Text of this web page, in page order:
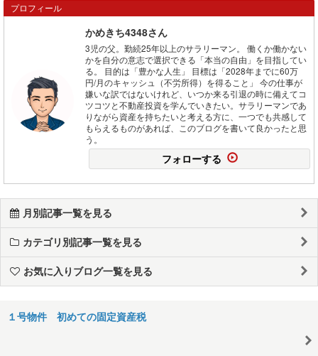
プロフィール
かめきち4348さん
3児の父。勤続25年以上のサラリーマン。 働くか働かない
かを自分の意志で選択できる「本当の自由」を目指してい
る。 目的は「豊かな人生」 目標は「2028年までに60万
円/月のキャッシュ（不労所得）を得ること」 今の仕事が
嫌いな訳ではないけれど、いつか来る引退の時に備えてコ
ツコツと不動産投資を学んでいきたい。サラリーマンであ
りながら資産を持ちたいと考える方に、一つでも共感して
もらえるものがあれば、このブログを書いて良かったと思
う。
フォローする
月別記事一覧を見る
カテゴリ別記事一覧を見る
お気に入りブログ一覧を見る
１号物件 初めての固定資産税